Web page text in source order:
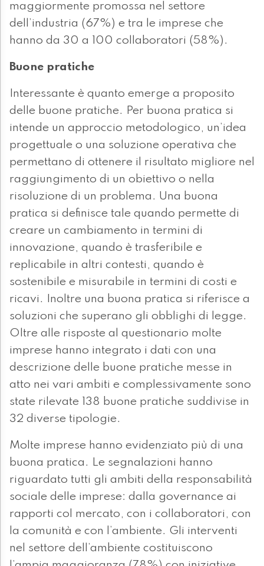
maggiormente promossa nel settore
dell’industria (67%) e tra le imprese che
hanno da 30 a 100 collaboratori (58%).
Buone pratiche
Interessante è quanto emerge a proposito
delle buone pratiche. Per buona pratica si
intende un approccio metodologico, un’idea
progettuale o una soluzione operativa che
permettano di ottenere il risultato migliore nel
raggiungimento di un obiettivo o nella
risoluzione di un problema. Una buona
pratica si definisce tale quando permette di
creare un cambiamento in termini di
innovazione, quando è trasferibile e
replicabile in altri contesti, quando è
sostenibile e misurabile in termini di costi e
ricavi. Inoltre una buona pratica si riferisce a
soluzioni che superano gli obblighi di legge.
Oltre alle risposte al questionario molte
imprese hanno integrato i dati con una
descrizione delle buone pratiche messe in
atto nei vari ambiti e complessivamente sono
state rilevate 138 buone pratiche suddivise in
32 diverse tipologie.
Molte imprese hanno evidenziato più di una
buona pratica. Le segnalazioni hanno
riguardato tutti gli ambiti della responsabilità
sociale delle imprese: dalla governance ai
rapporti col mercato, con i collaboratori, con
la comunità e con l’ambiente. Gli interventi
nel settore dell’ambiente costituiscono